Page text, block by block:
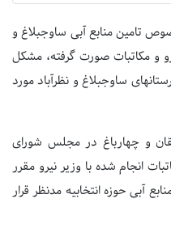
تامین منابع آبی ساوجبلاغ و
و مکاتبات صورت گرفته، مشکل
ساوجبلاغ و نظرآباد مورد
و چهارباغ در مجلس شورای
انجام شده با وزیر نیرو مقرر
آبی حوزه انتخابیه مدنظر قرار